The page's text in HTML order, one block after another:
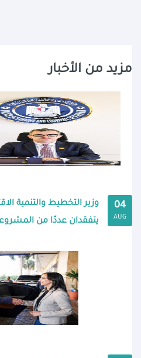
مزيد من الأخبار
04
AUG
وزير التخطيط والتنمية
يتفقدان عددًا من